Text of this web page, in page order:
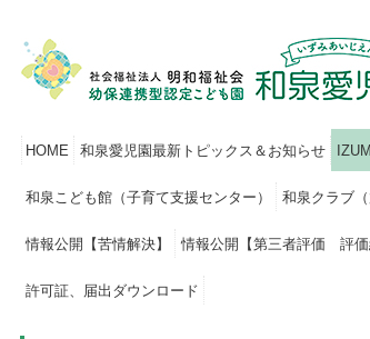
HOME 和泉愛児園最新トピックス＆お知らせ
和泉こども館（子育て支援センター） 和泉クラブ（
情報公開【苦情解決】 情報公開【第三者評価 評価
許可証、届出ダウンロード